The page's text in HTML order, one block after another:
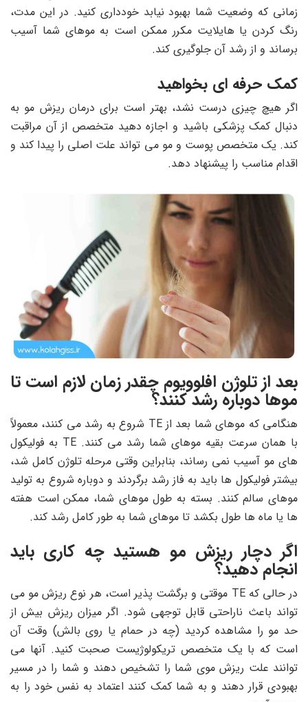
زمانی که وضعیت شما بهبود نیابد خودداری کنید. در این مدت،
رنگ کردن یا هایلایت مکرر ممکن است به موهای شما آسیب
برساند و از رشد آن جلوگیری کند.
کمک حرفه ای بخواهید
اگر هیچ چیزی درست نشد، بهتر است برای درمان ریزش مو به
دنبال کمک پزشکی باشید و اجازه دهید متخصص از آن مراقبت
کند. یک متخصص پوست و مو می تواند علت اصلی را پیدا کند و
اقدام مناسب را پیشنهاد دهد.
بعد از تلوژن افلوویوم چقدر زمان لازم است تا
موها دوباره رشد کنند؟
هنگامی که موهای شما بعد از TE شروع به رشد می کنند، معمولاً
با همان سرعت بقیه موهای شما رشد می کنند. TE به فولیکول
های مو آسیب نمی رساند، بنابراین وقتی مرحله تلوژن کامل شد،
بیشتر فولیکول ها باید به فاز رشد برگردند و دوباره شروع به تولید
موهای سالم کنند. بسته به طول موهای شما، ممکن است هفته
ها یا ماه ها طول بکشد تا موهای شما به طور کامل رشد کند.
اگر دچار ریزش مو هستید چه کاری باید
انجام دهید؟
در حالی که TE موقتی و برگشت پذیر است، هر نوع ریزش مو می
تواند باعث ناراحتی قابل توجهی شود. اگر میزان ریزش بیش از
حد مو را مشاهده کردید (چه در حمام یا روی بالش) وقت آن
است که با یک متخصص تریکولوژیست صحبت کنید. آنها می
توانند علت ریزش موی شما را تشخیص دهند و شما را در مسیر
بهبودی قرار دهند و به شما کمک کنند اعتماد به نفس خود را به